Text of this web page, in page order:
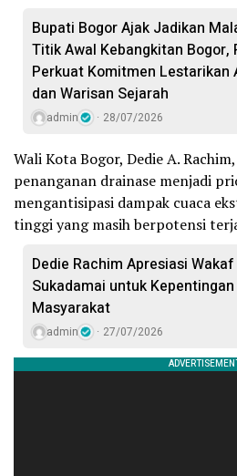
Bupati Bogor Ajak Jadikan
Titik Awal Kebangkitan Bogor,
Perkuat Komitmen Lestarikan
dan Warisan Sejarah
admin 28/07/2026
Wali Kota Bogor, Dedie A.
penanganan drainase menjadi
mengantisipasi dampak cuaca
tinggi yang masih berpotensi
Dedie Rachim Apresiasi
Sukadamai untuk Kepentingan
Masyarakat
admin 27/07/2026